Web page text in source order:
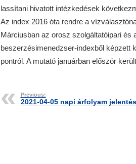
lassítani hivatott intézkedések
Az index 2016 óta rendre a
Márciusban az orosz szolgáltatóipari és
beszerzésimenedzser-indexből képzett
pontról. A mutató januárban először
Previous:
2021-04-05 napi árfolyam jelentés